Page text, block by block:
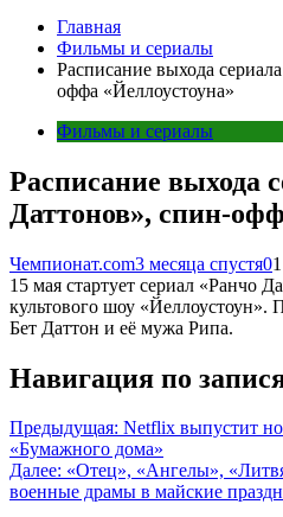
Главная
Фильмы и сериалы
Расписание выхода
оффа «Йеллоустоуна»
Фильмы и сериалы
Расписание выхода
Даттонов», спин-
Чемпионат.com3 месяца спустя0
15 мая стартует сериал «Ранчо
культового шоу
Бет Даттон и её мужа Рипа.
Навигация по
Предыдущая: Netflix выпустит
«Бумажного дома»
Далее: «Отец», «Ангелы»,
военные драмы в майские